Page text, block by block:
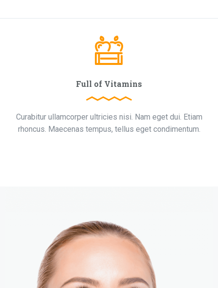
Full of Vitamins
Curabitur ullamcorper ultricies nisi. Nam eget dui. Etiam
rhoncus. Maecenas tempus, tellus eget condimentum.